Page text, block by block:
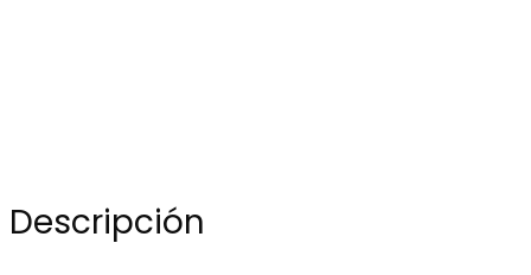
Descripción